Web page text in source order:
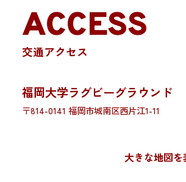
ACCESS
交通アクセス
福岡大学ラグビーグラウンド
〒814-0141 福岡市城南区西片江1-11
大きな地図を